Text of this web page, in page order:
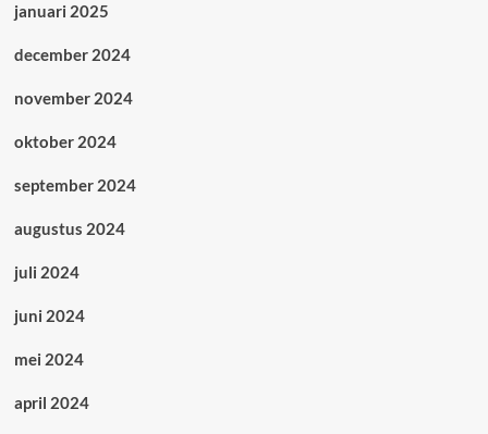
januari 2025
december 2024
november 2024
oktober 2024
september 2024
augustus 2024
juli 2024
juni 2024
mei 2024
april 2024